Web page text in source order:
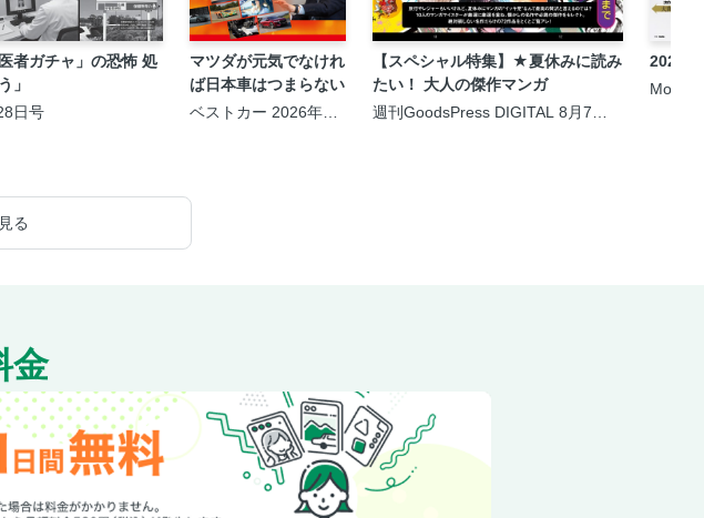
者ガチャ」の恐怖 処
」
日号
マツダが元気でなけれ
ば日本車はつまらない
ベストカー 2026年9
【スペシャル特集】★夏休みに読み
たい！ 大人の傑作マンガ
週刊GoodsPress DIGITAL 8月7日
2026
る
金